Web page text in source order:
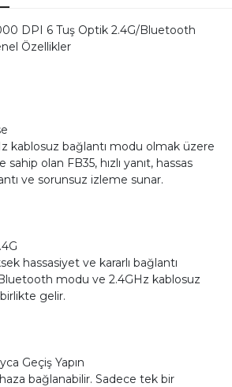
DPI 6 Tuş Optik 2.4G/Bluetooth
Özellikler
kablosuz bağlantı modu olmak üzere
olan FB35, hızlı yanıt, hassas
ve sorunsuz izleme sunar.
hassasiyet ve kararlı bağlantı
modu ve 2.4GHz kablosuz
gelir.
Geçiş Yapın
bağlanabilir. Sadece tek bir